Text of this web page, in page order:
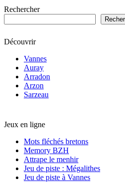
Rechercher
Découvrir
Vannes
Auray
Arradon
Arzon
Sarzeau
Jeux en ligne
Mots fléchés bretons
Memory BZH
Attrape le menhir
Jeu de piste : Mégalithes
Jeu de piste à Vannes